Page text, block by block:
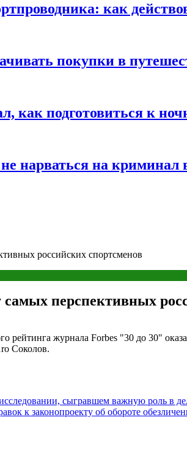
как
покупки в
как подготовиться к
нарваться на криминал
российских спортсменов
перспективных
рейтинга журнала Forbes "30 до 30"
Соколов.
сыгравшем важную роль в
к законопроекту об обороте